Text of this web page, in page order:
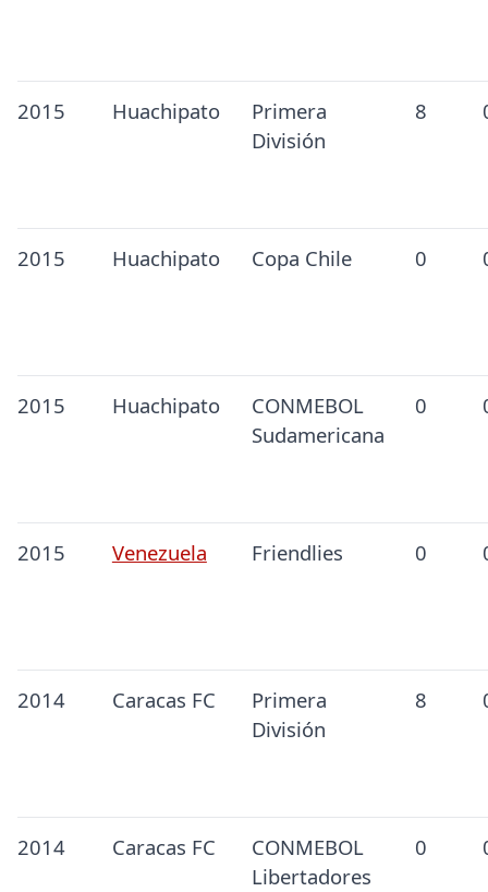
2015 Huachipato
Primera
División
8
2015 Huachipato Copa Chile 0
2015 Huachipato
CONMEBOL
Sudamericana
0
2015 Venezuela Friendlies 0
2014 Caracas FC
Primera
División
8
2014 Caracas FC
CONMEBOL
Libertadores
0